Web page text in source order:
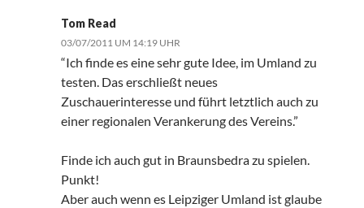
Tom Read
03/07/2011 UM 14:19 UHR
“Ich finde es eine sehr gute Idee, im Umland zu
testen. Das erschließt neues
Zuschauerinteresse und führt letztlich auch zu
einer regionalen Verankerung des Vereins.”
Finde ich auch gut in Braunsbedra zu spielen.
Punkt!
Aber auch wenn es Leipziger Umland ist glaube